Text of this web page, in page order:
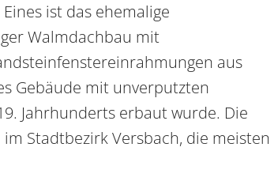
ist das ehemalige
Walmdachbau mit
aus
Gebäude mit unverputzten
Jahrhunderts erbaut wurde. Die
Stadtbezirk Versbach, die meisten